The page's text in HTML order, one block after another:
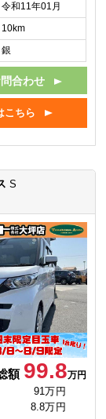
令和11年01月
10km
銀
合わせ
こちら
S
額 99.8万円
91万円
8.8万円